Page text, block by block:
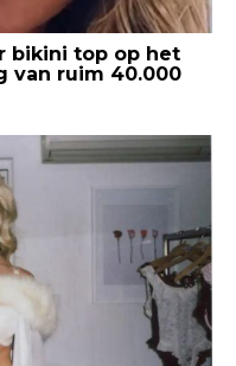
bikini top op het
van ruim 40.000